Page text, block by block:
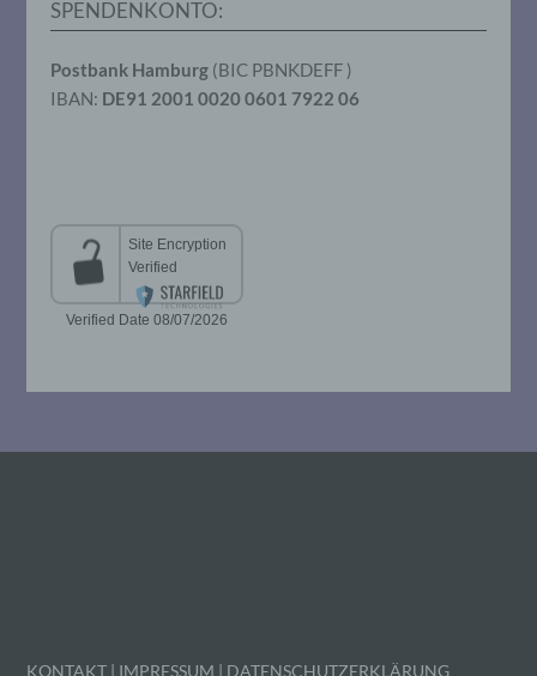
SPENDENKONTO:
Postbank Hamburg (BIC PBNKDEFF )
IBAN: DE91 2001 0020 0601 7922 06
KONTAKT | IMPRESSUM | DATENSCHUTZERKLÄRUNG
juristische Person, Behörde, Einrichtung
oder andere Stelle, die personenbezogene
verarbeitet.
juristische Person, Behörde, Einrichtung
oder andere Stelle, der personenbezogene
Daten offengelegt werden, unabhängig
davon, ob es sich bei ihr um einen Dritten
handelt oder nicht. Behörden, die im
Rahmen eines bestimmten
Mitgliedstaaten möglicherweise